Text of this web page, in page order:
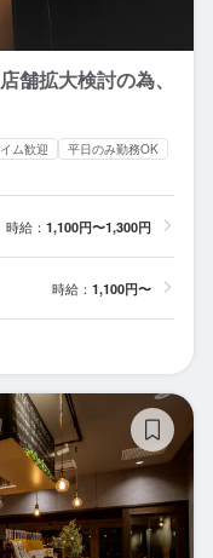
舗拡大検討の為、
ム歓迎
平日のみ勤務OK
時給： 1,100円〜1,300円
時給： 1,100円〜